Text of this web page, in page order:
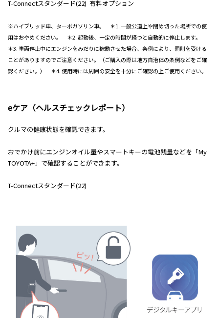
T-Connectスタンダード(22) 有料オプション
※ハイブリッド車、ターボガソリン車。 ＊1. 一般公道上や閉め切った場所での使
用はおやめください。 ＊2. 起動後、一定の時間が経つと自動的に停止します。
＊3. 車両停止中にエンジンをみだりに稼働させた場合、条例により、罰則を受ける
ことがありますのでご注意ください。（ご購入の際は地方自治体の条例などをご確
認ください。） ＊4. 使用時には周囲の安全を十分にご確認の上ご使用ください。
eケア（ヘルスチェックレポート）
クルマの健康状態を確認できます。
おでかけ前にエンジンオイル量やスマートキーの電池残量などを「My
TOYOTA+」で確認することができます。
T-Connectスタンダード(22)